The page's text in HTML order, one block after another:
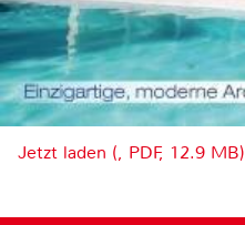
Jetzt laden (, PDF, 12.9 MB)